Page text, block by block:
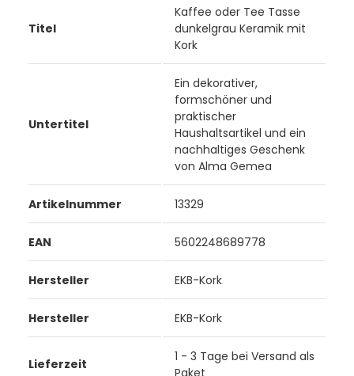
Titel
Kaffee oder Tee Tasse
dunkelgrau Keramik mit
Kork
Untertitel
Ein dekorativer,
formschöner und
praktischer
Haushaltsartikel und ein
nachhaltiges Geschenk
von Alma Gemea
Artikelnummer 13329
EAN 5602248689778
Hersteller EKB-Kork
Hersteller EKB-Kork
Lieferzeit
1 - 3 Tage bei Versand als